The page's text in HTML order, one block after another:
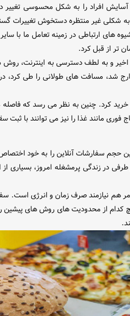
افراد را به شکل محسوسی تغییر
شکلی غیر منتظره دستخوش تغییرات
های ارتباطی در زمینه تعامل ما با
تر از قبل کرد.
و به لطف دسترسی به اینترنت،
شد، مسافت های طولانی را طی کرد،
کرد. چنین به نظر می رسد که
فوری مانند غذا را نیز می توانند با ثبت
حجم سفارشات آنلاین را به خود
در زندگی پرمشغله امروز، بسیاری
هم نیازمند صرف زمان و انرژی است.
کدام از محدودیت های روش های پیشین را